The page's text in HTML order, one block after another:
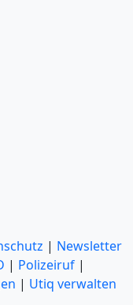
| Newsletter
| Polizeiruf |
| Utiq verwalten